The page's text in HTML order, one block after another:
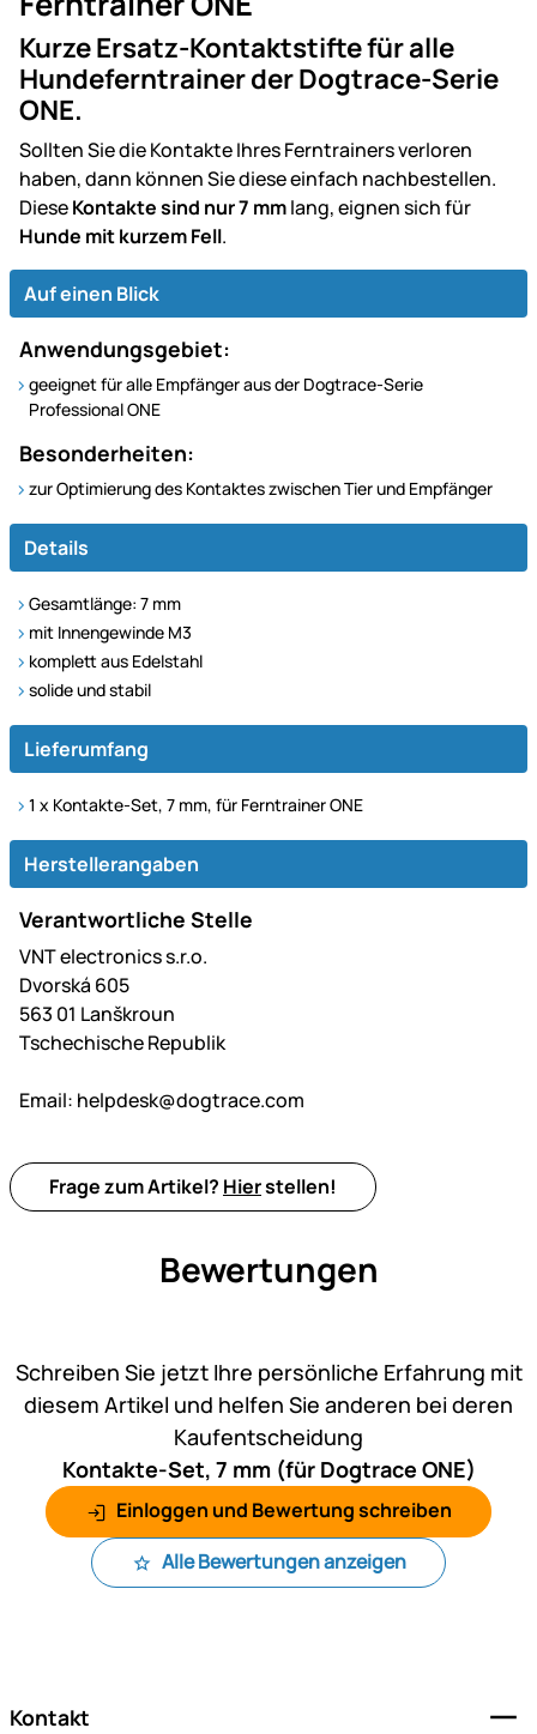
Kurze Ersatz-Kontaktstifte für alle
Hundeferntrainer der Dogtrace-Serie
ONE.
Sollten Sie die Kontakte Ihres Ferntrainers verloren
haben, dann können Sie diese einfach nachbestellen.
DieseKontakte sind nur 7 mmlang, eignen sich für
Hunde mit kurzem Fell.
Auf einen Blick
Anwendungsgebiet:
geeignet für alle Empfänger aus der Dogtrace-Serie
Professional ONE
Besonderheiten:
zur Optimierung des Kontaktes zwischen Tier und Empfänger
Details
Gesamtlänge: 7 mm
mit Innengewinde M3
komplett aus Edelstahl
solide und stabil
Lieferumfang
1 x Kontakte-Set, 7 mm, für Ferntrainer ONE
Herstellerangaben
Verantwortliche Stelle
VNT electronics s.r.o.
Dvorská 605
563 01 Lanškroun
Tschechische Republik
Email: helpdesk@dogtrace.com
Frage zum Artikel? Hierstellen!
Bewertungen
Schreiben Sie jetzt Ihre persönliche Erfahrung mit
diesem Artikel und helfen Sie anderen bei deren
Kaufentscheidung
Kontakte-Set, 7 mm (für Dogtrace ONE)
Einloggen und Bewertung schreiben
Alle Bewertungen anzeigen
Kontakt